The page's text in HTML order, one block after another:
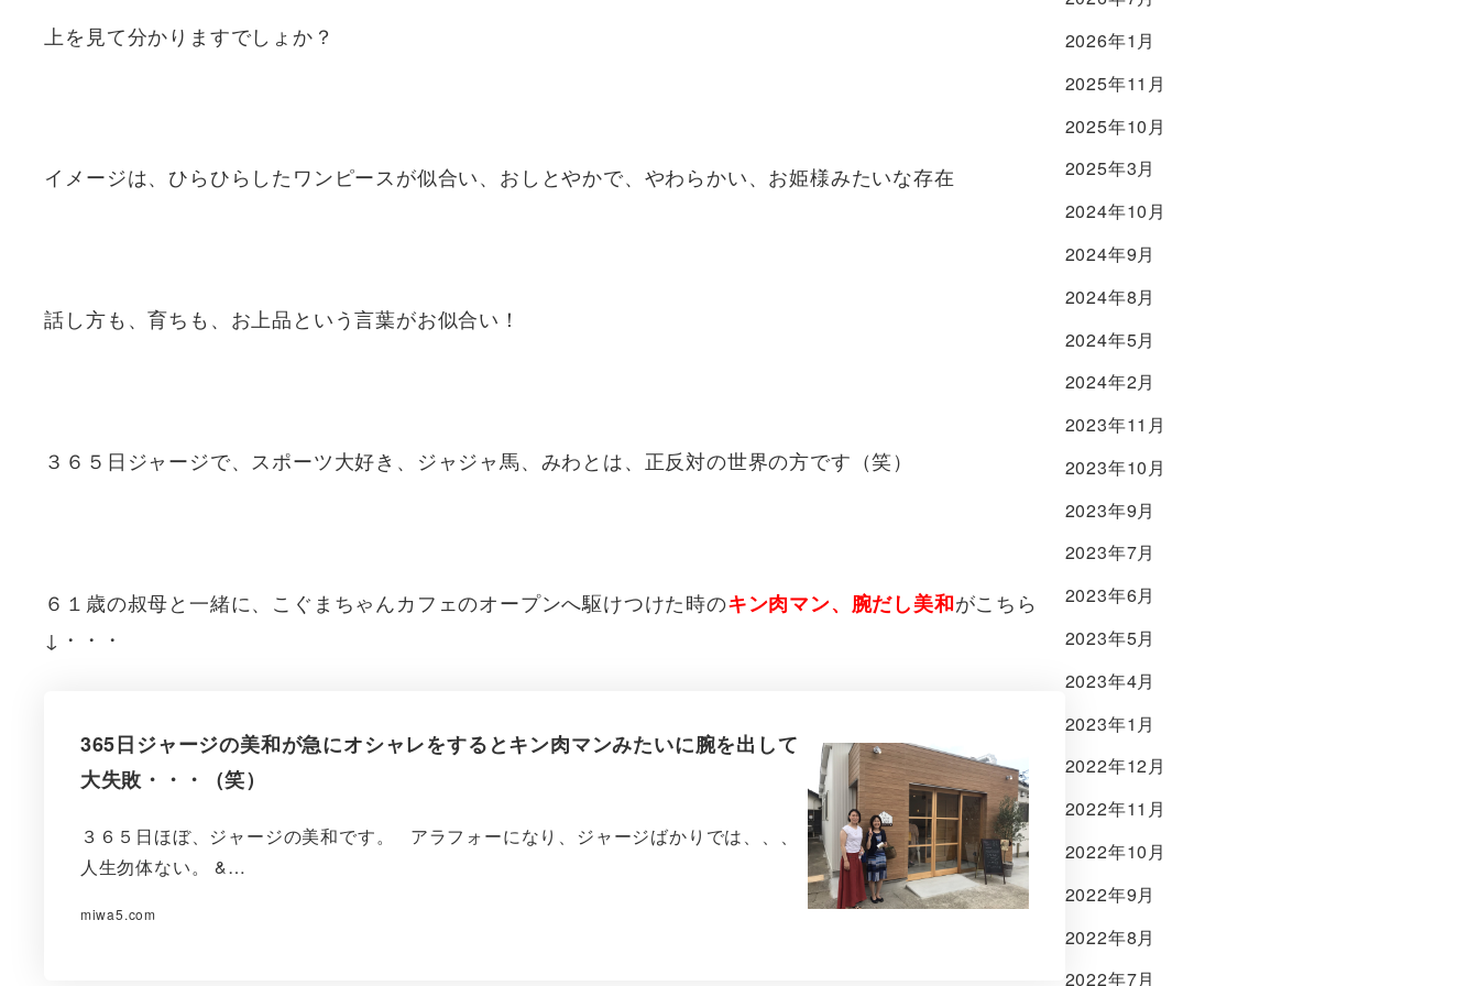
上を見て分かりますでしょか？
イメージは、ひらひらしたワンピースが似合い、おしとやかで、やわらかい、お姫様みたいな存在
話し方も、育ちも、お上品という言葉がお似合い！
３６５日ジャージで、スポーツ大好き、ジャジャ馬、みわとは、正反対の世界の方です（笑）
６１歳の叔母と一緒に、こぐまちゃんカフェのオープンへ駆けつけた時のキン肉マン、腕だし美和がこちら
↓・・・
365日ジャージの美和が急にオシャレをするとキン肉マンみたいに腕を出して
大失敗・・・（笑）
３６５日ほぼ、ジャージの美和です。 アラフォーになり、ジャージばかりでは、、、
人生勿体ない。 &…
miwa5.com
2026年1月
2025年11月
2025年10月
2025年3月
2024年10月
2024年9月
2024年8月
2024年5月
2024年2月
2023年11月
2023年10月
2023年9月
2023年7月
2023年6月
2023年5月
2023年4月
2023年1月
2022年12月
2022年11月
2022年10月
2022年9月
2022年8月
2022年7月